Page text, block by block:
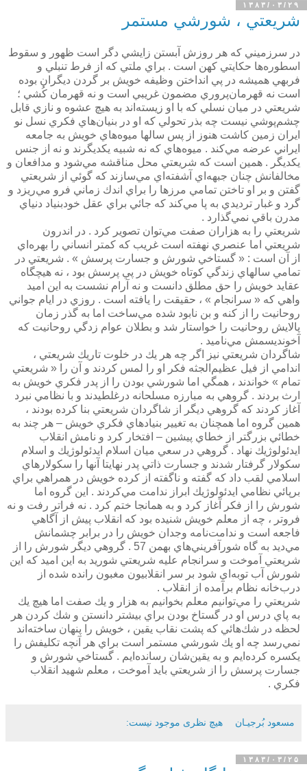
۱۳۸۳/۰۳/۲۹
شريعتي ، شورشي مستمر
در سرزميني كه هر روزش آبستن زايشي دگر است ظهور و سقوط
اسطوره‌ها حكايتي كهن است . براي ملتي كه از فرط تنبلي و
فربهي هميشه در پي انداختن وظيفه خويش بر گردن ديگران بوده
است نه قهرمان‌پروري مضمون غريبي است و نه قهرمان كُشي ؛
شريعتي در ميان نسلي كه با او زيسته‌اند به هيچ عشوه و نازي قابل
چشم‌پوشي نيست چه بذر تحولي كه او در بنيان‌هاي فكري نسل نو
ايران زمين كاشت هنوز از پس سالها ميوه‌هاي خويش به جامعه
ايراني عرضه مي‌كند . ميوه‌هاي كه نه شبيه يكديگرند و نه از جنس
يكديگر . همين است كه شريعتي محل مناقشه مي‌شود و مدافعان و
مخالفانش چنان جبهه‌اي آشفته‌اي مي‌سازند كه گوئي از شريعتي
گفتن و بر او تاختن تمامي مرزها را براي اندك زماني فرو مي‌ريزد و
گرد و غبار ترديدي به پا مي‌كند كه جائي براي عقل خودبنياد دنياي
مدرن باقي نمي‌گذارد .
شريعتي را به هزاران صفت مي‌توان تصوير كرد . در اندرون
شريعتي اما عنصري نهفته است غريب كه كمتر انساني را بهره‌اي
از آن است : « گستاخي شورش و جسارت پرسش » . شريعتي در
تمامي سالهاي زندگي كوتاه خويش در پي پرسش بود ، نه هيچگاه
عقايد خويش را حق مطلق دانست و نه آرام نشست به اين اميد
واهي كه « سرانجام » ، حقيقت را يافته است . روزي در ايام جواني
روحانيت را از كنه و بن نابود شده مي‌ساخت اما به گذر زمان
پالايش روحانيت را خواستار شد و بطلان عوام‌ زدگي روحانيت كه
آخونديسمش مي‌ناميد .
شاگردان شريعتي نيز اگر چه هر يك در خلوت تاريك شريعتي ،
اندامي از فيل عظيم‌الجثه فكر او را لمس كردند و آن را « شريعتي
تمام » خواندند ، همگي اما شورشي بودن را از پدر فكري خويش به
ارث بردند . گروهي به مبارزه مسلحانه درغلطيدند و با نظامي نبرد
آغاز كردند كه گروهي ديگر از شاگردان شريعتي بنا كرده بودند ،
همين گروه اما همچنان به تغيير بنيادهاي فكري خويش – هر چند به
خطائي بزرگتر از خطاي پيشين – افتخار كرد و نامش انقلاب
ايدئولوژيك نهاد . گروهي در سعي ميان اسلام ايدئولوژيك و اسلام
سكولار گرفتار شدند و جسارت ذاتي پدر نهايتا آنها را سكولارهاي
اسلامي لقب داد كه گفته و ناگفته از كرده خويش در همراهي براي
برپائي نظامي ايدئولوژيك ابراز ندامت مي‌كردند . اين گروه اما
شورش را از فكر آغاز كرد و به همانجا ختم كرد . نه فراتر رفت و نه
فروتر ، چه از معلم خويش شنيده بود كه انقلاب پيش از آگاهي
فاجعه است و ندامت‌نامه وجدان خويش را در برابر چشمانش
مي‌ديد به گاه شورآفريني‌هاي بهمن 57 . گروهي ديگر شورش را از
شريعتي آموخت و سرانجام عليه شريعتي شوريد به اين اميد كه اين
شورش آب توبه‌اي شود بر سر انقلابيون مغبون رانده شده از
درب‌خانه نظام برآمده از انقلاب .
شريعتي را مي‌توانيم معلم بخوانيم به هزار و يك صفت اما هيچ يك
به پاي درس او در گستاخ بودن براي بيشتر دانستن و شك كردن هر
لحظه در شك‌هائي كه پشت نقاب يقين ، خويش را پنهان ساخته‌اند
نمي‌رسد چه او يك شورشي مستمر است براي هر آنچه تكليفش را
يكسره كرده‌ايم و به يقين‌شان رسانده‌ايم . گستاخي شورش و
جسارت پرسش را از شريعتي بايد آموخت ، معلم شهيد انقلاب
فكري .
مسعود بُرجيـان هیچ نظری موجود نیست:
۱۳۸۳/۰۳/۲۵